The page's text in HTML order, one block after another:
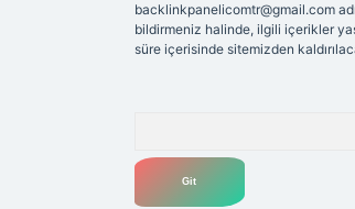
backlinkpanelicomtr@gmail.com
bildirmeniz halinde, ilgili içerikler
süre içerisinde sitemizden